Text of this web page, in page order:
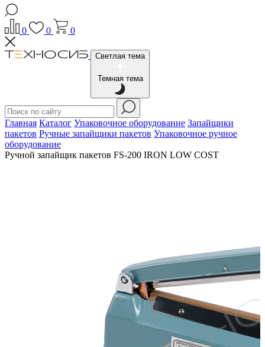
0 0 0
Светлая тема
Темная тема
Главная Каталог Упаковочное оборудование Запайщики
пакетов Ручные запайщики пакетов Упаковочное ручное
оборудование
Ручной запайщик пакетов FS-200 IRON LOW COST